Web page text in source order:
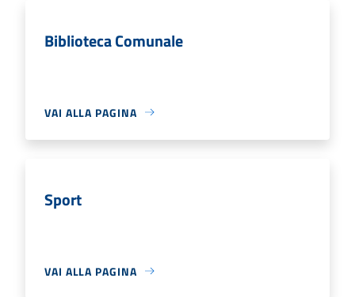
Biblioteca Comunale
VAI ALLA PAGINA
Sport
VAI ALLA PAGINA